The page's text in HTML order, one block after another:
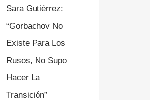
Sara Gutiérrez:
“Gorbachov No
Existe Para Los
Rusos, No Supo
Hacer La
Transición”